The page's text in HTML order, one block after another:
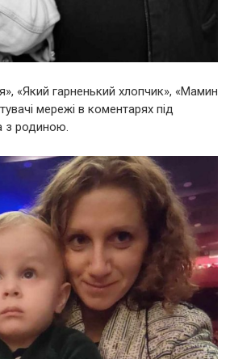
«Який гарненький хлопчик», «Мамин
мережі в коментарях під
з родиною.